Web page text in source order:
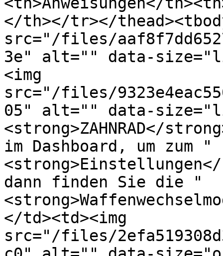
</th></tr></
src="/files/
3e" alt="" data-
<img
src="/files/
05" alt="" data-
<strong>ZAHNRAD</
im Dashboard, um zum "
dann finden Sie die "
</td><td><img
src="/files/